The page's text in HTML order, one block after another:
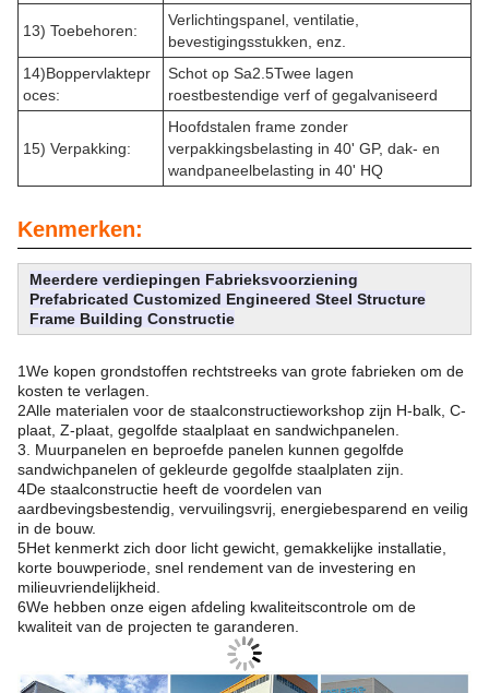
13) Toebehoren:
Verlichtingspanel, ventilatie,
bevestigingsstukken, enz.
14)Boppervlaktepr
oces:
Schot op Sa2.5­Twee lagen
roestbestendige verf of gegalvaniseerd
15) Verpakking:
Hoofdstalen frame zonder
verpakkingsbelasting in 40' GP, dak- en
wandpaneelbelasting in 40' HQ
Kenmerken:
Meerdere verdiepingen Fabrieksvoorziening
Prefabricated Customized Engineered Steel Structure
Frame Building Constructie
1We kopen grondstoffen rechtstreeks van grote fabrieken om de
kosten te verlagen.
2Alle materialen voor de staalconstructieworkshop zijn H-balk, C-
plaat, Z-plaat, gegolfde staalplaat en sandwichpanelen.
3. Muurpanelen en beproefde panelen kunnen gegolfde
sandwichpanelen of gekleurde gegolfde staalplaten zijn.
4De staalconstructie heeft de voordelen van
aardbevingsbestendig, vervuilingsvrij, energiebesparend en veilig
in de bouw.
5Het kenmerkt zich door licht gewicht, gemakkelijke installatie,
korte bouwperiode, snel rendement van de investering en
milieuvriendelijkheid.
6We hebben onze eigen afdeling kwaliteitscontrole om de
kwaliteit van de projecten te garanderen.